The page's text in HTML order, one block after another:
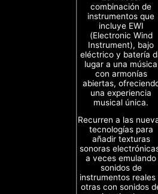
combinación de
instrumentos que
incluye EWI
(Electronic Wind
Instrument), bajo
eléctrico y batería
lugar a una música
con armonías
abiertas,
una experiencia
musical única.
Recurren a las
tecnologías para
añadir texturas
sonoras
a veces emulando
sonidos de
instrumentos reales
otras con sonidos